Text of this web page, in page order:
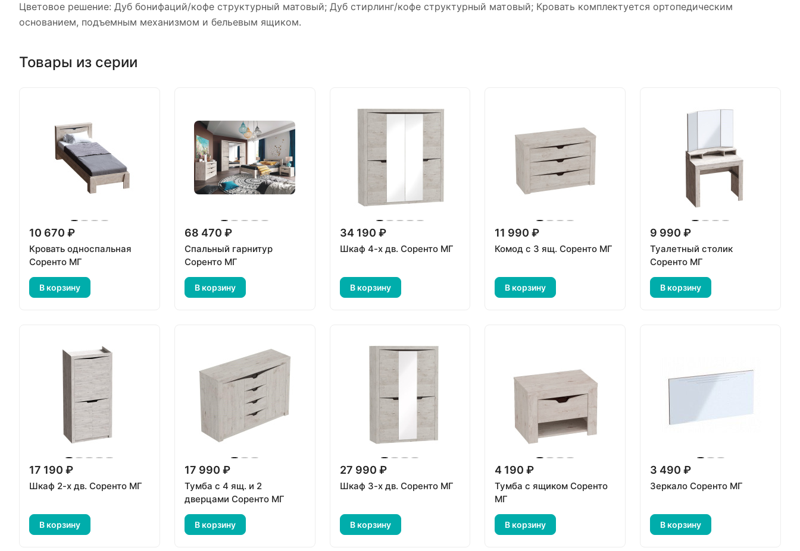
Цветовое решение: Дуб бонифаций/кофе структурный матовый; Дуб стирлинг/кофе структурный матовый; Кровать комплектуется ортопедическим
основанием, подъемным механизмом и бельевым ящиком.
Товары из серии
10 670 ₽
Кровать односпальная
Соренто МГ
В корзину
68 470 ₽
Спальный гарнитур
Соренто МГ
В корзину
34 190 ₽
Шкаф 4-х дв. Соренто МГ
В корзину
11 990 ₽
Комод с 3 ящ. Соренто МГ
В корзину
9 990 ₽
Туалетный столик
Соренто МГ
В корзину
17 190 ₽
Шкаф 2-х дв. Соренто МГ
В корзину
17 990 ₽
Тумба с 4 ящ. и 2
дверцами Соренто МГ
В корзину
27 990 ₽
Шкаф 3-х дв. Соренто МГ
В корзину
4 190 ₽
Тумба с ящиком Соренто
МГ
В корзину
3 490 ₽
Зеркало Соренто МГ
В корзину